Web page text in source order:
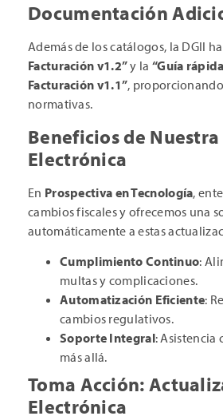
Documentación
Además de los catálogos, la DGII
Facturación v1.2”y la “Guía
Facturación v1.1”,
normativas.
Beneficios de
Electrónica
En Prospectiva en Tecnología,
cambios fiscales y ofrecemos una
automáticamente a estas
Cumplimiento Continuo:
multas y complicaciones.
Automatización Eficiente:
cambios regulativos.
Soporte Integral: Asistencia
más allá.
Toma Acción:
Electrónica